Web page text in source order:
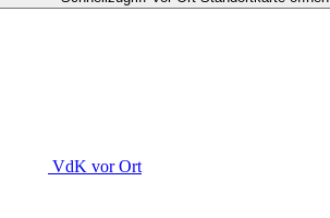
VdK vor Ort